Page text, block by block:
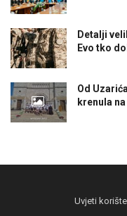
Detalji
Evo tko
Od
krenula
Uvjeti